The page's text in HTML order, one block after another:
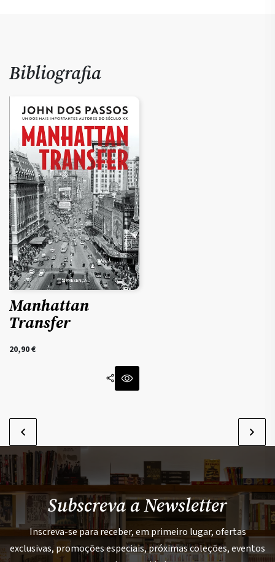
Bibliografia
Manhattan
Transfer
20,90€
Subscreva a Newsletter
Inscreva-se para receber, em primeiro lugar, ofertas
exclusivas, promoções especiais, próximas coleções, eventos